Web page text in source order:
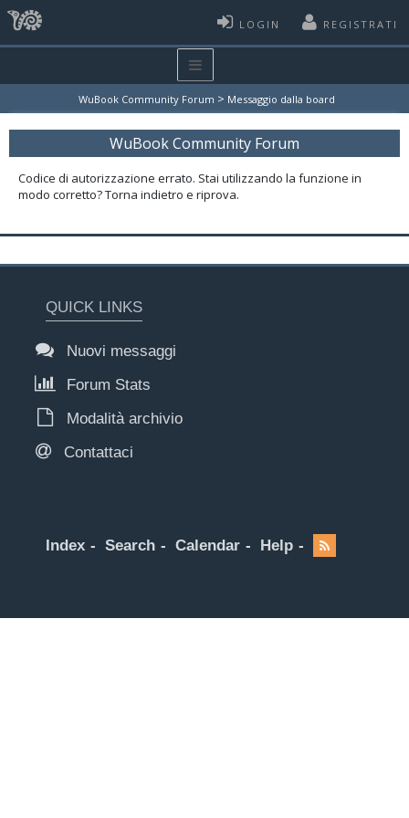
LOGIN REGISTRATI
WuBook Community Forum > Messaggio dalla board
WuBook Community Forum
Codice di autorizzazione errato. Stai utilizzando la funzione in
modo corretto? Torna indietro e riprova.
QUICK LINKS
Nuovi messaggi
Forum Stats
Modalità archivio
Contattaci
Index Search Calendar Help